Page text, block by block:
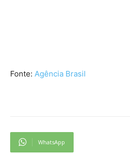
Fonte: Agência Brasil
WhatsApp